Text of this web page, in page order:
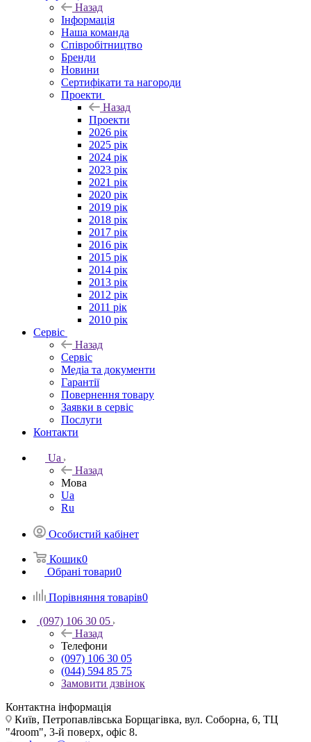
Назад
Інформація
Наша команда
Співробітництво
Бренди
Новини
Сертифікати та нагороди
Проекти
Назад
Проекти
2026 рік
2025 рік
2024 рік
2023 рік
2021 рік
2020 рік
2019 рік
2018 рік
2017 рік
2016 рік
2015 рік
2014 рік
2013 рік
2012 рік
2011 рік
2010 рік
Сервіс
Назад
Сервіс
Медіа та документи
Гарантії
Повернення товару
Заявки в сервіс
Послуги
Контакти
Ua
Назад
Мова
Ua
Ru
Особистий кабінет
Кошик0
Обрані товари0
Порівняння товарів0
(097) 106 30 05
Назад
Телефони
(097) 106 30 05
(044) 594 85 75
Замовити дзвінок
Контактна інформація
Київ, Петропавлівська Борщагівка, вул. Соборна, 6, ТЦ
"4room", 3-й поверх, офіс 8.